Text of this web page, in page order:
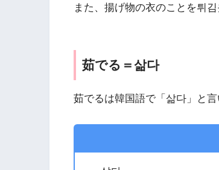
また、揚げ物の衣のことを튀
茹でる＝삶다
茹でるは韓国語で「삶다」と言